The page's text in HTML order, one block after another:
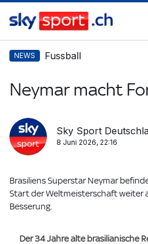
NEWS Fussball
Neymar macht
Sky Sport
8 Juni 2026, 22:16
Brasiliens Superstar Neymar
Start der Weltmeisterschaft weiter
Besserung.
Der 34 Jahre alte brasilianische